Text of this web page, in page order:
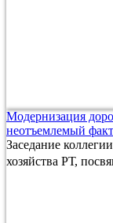
Модернизация
неотъемлемый
Заседание
хозяйства РТ,